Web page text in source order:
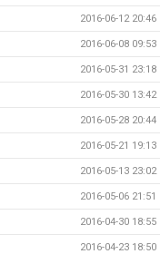
2016-06-12 20:46
2016-06-08 09:53
2016-05-31 23:18
2016-05-30 13:42
2016-05-28 20:44
2016-05-21 19:13
2016-05-13 23:02
2016-05-06 21:51
2016-04-30 18:55
2016-04-23 18:50